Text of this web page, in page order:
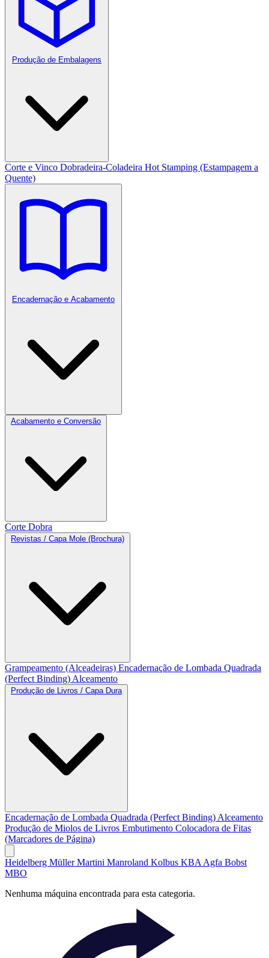
Produção de Embalagens
Corte e Vinco Dobradeira-Coladeira Hot Stamping (Estampagem a
Quente)
Encadernação e Acabamento
Acabamento e Conversão
Corte Dobra
Revistas / Capa Mole (Brochura)
Grampeamento (Alceadeiras) Encadernação de Lombada Quadrada
(Perfect Binding) Alceamento
Produção de Livros / Capa Dura
Encadernação de Lombada Quadrada (Perfect Binding) Alceamento
Produção de Miolos de Livros Embutimento Colocadora de Fitas
(Marcadores de Página)
Heidelberg Müller Martini Manroland Kolbus KBA Agfa Bobst
MBO
Nenhuma máquina encontrada para esta categoria.